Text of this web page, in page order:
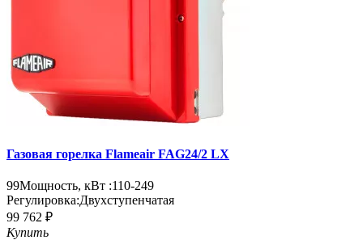
Газовая горелка Flameair FAG24/2 LX
99Мощность, кВт :110-249
Регулировка:Двухступенчатая
99 762 ₽
Купить